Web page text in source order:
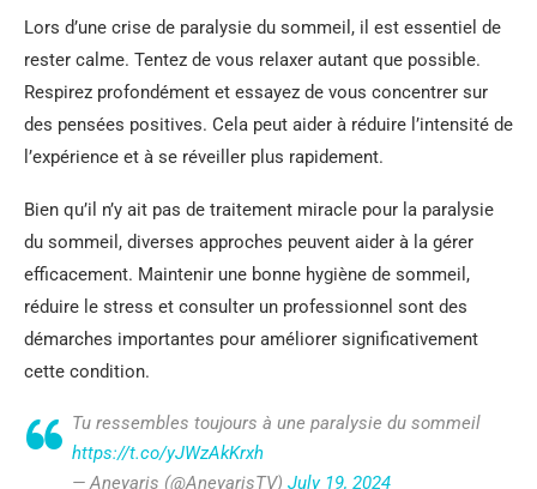
Lors d’une crise de paralysie du sommeil, il est essentiel de
rester calme. Tentez de vous relaxer autant que possible.
Respirez profondément et essayez de vous concentrer sur
des pensées positives. Cela peut aider à réduire l’intensité de
l’expérience et à se réveiller plus rapidement.
Bien qu’il n’y ait pas de traitement miracle pour la paralysie
du sommeil, diverses approches peuvent aider à la gérer
efficacement. Maintenir une bonne hygiène de sommeil,
réduire le stress et consulter un professionnel sont des
démarches importantes pour améliorer significativement
cette condition.
Tu ressembles toujours à une paralysie du sommeil
https://t.co/yJWzAkKrxh
— Aneyaris (@AneyarisTV) July 19, 2024